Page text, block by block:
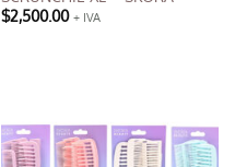
$2,500.00 + IVA